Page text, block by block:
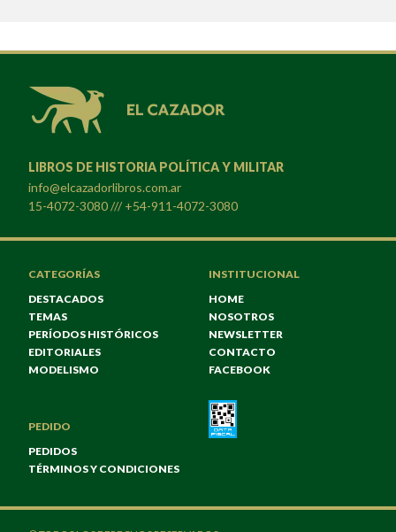
LIBROS DE HISTORIA POLÍTICA Y MILITAR
info@elcazadorlibros.com.ar
15-4072-3080 /// +54-911-4072-3080
CATEGORÍAS
DESTACADOS
TEMAS
PERÍODOS HISTÓRICOS
EDITORIALES
MODELISMO
INSTITUCIONAL
HOME
NOSOTROS
NEWSLETTER
CONTACTO
FACEBOOK
PEDIDO
PEDIDOS
TÉRMINOS Y CONDICIONES